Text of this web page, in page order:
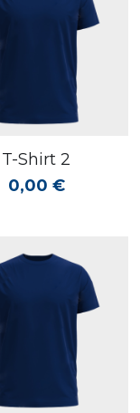
T-Shirt 2
0,00 €